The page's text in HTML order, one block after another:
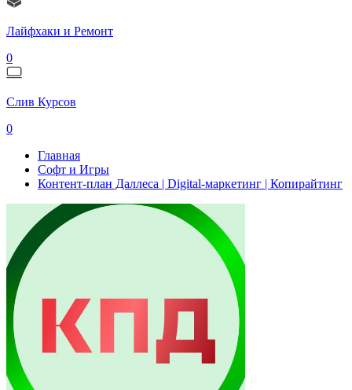
Лайфхаки и Ремонт
0
Слив Курсов
0
Главная
Софт и Игры
Контент-план Даллеса | Digital-маркетинг | Копирайтинг